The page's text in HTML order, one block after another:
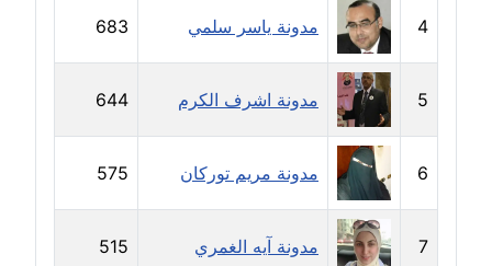
عاملة
مدونة حاتم سلامة
عاملة
مدونة حجازي يونس
عاملة
مدونة حسن رجب
عاملة
4 مدونة ياسر سلمي 683
5 مدونة اشرف الكرم 644
6 مدونة مريم توركان 575
7 مدونة آيه الغمري 515